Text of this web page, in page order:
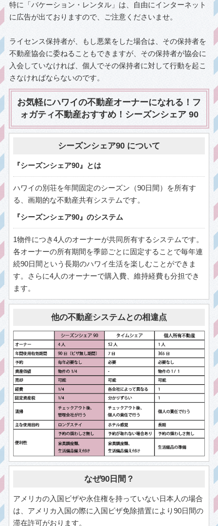
特に「バケーション・レンタル」は、自由にインターネット
に広告が出ておりますので、ご注意くださいませ。
ライセンス保持者が、もし悪業をした場合は、その保持者を
不動産協会に委ねることもできますが、その保持者が協会に
入会していなければ、個人でその保持者に対して行動を起こ
さなければならないのです。
お気軽にハワイの不動産オーナーになれる！ フ
ォガティ不動産おすすめ！ シーズンシェア 90
シーズンシェア90 について
『シーズンシェア90』とは
ハワイの別荘を年間固定のシーズン（90日間）を所有す
る、画期的な不動産共有システムです。
『シーズンシェア90』のシステム
1物件につき4人のオーナーが共同所有するシステムです。
各オーナーの所有期間を季節ごとに固定することで毎年連
続90日間という長期のハワイ生活を楽しむことができま
す。さらに4人のオーナーで購入費、維持経費も分担でき
ます。
他の不動産システムとの相違点
なぜ90日間？
アメリカの入国ビザや永住権を持っていない日本人の場合
は、アメリカ入国の際に入国ビザ免除措置により90日間の
滞在許可がおります。